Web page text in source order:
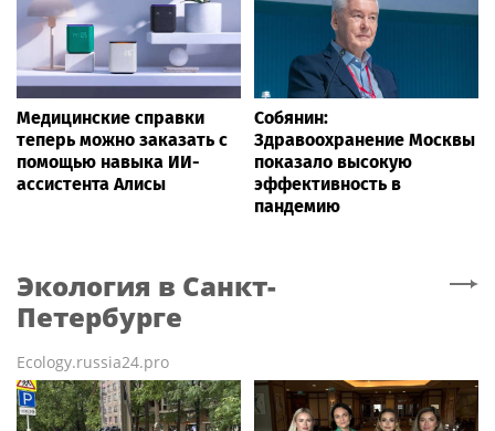
Медицинские справки
теперь можно заказать с
помощью навыка ИИ-
ассистента Алисы
Собянин:
Здравоохранение Москвы
показало высокую
эффективность в
пандемию
Экология в Санкт-
Петербурге
Ecology.russia24.pro